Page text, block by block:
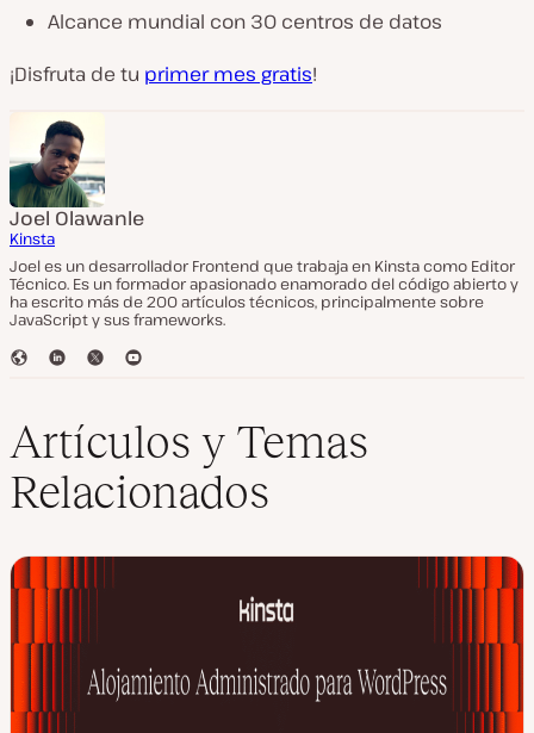
Alcance mundial con 30 centros de datos
¡Disfruta de tu primer mes gratis!
Joel Olawanle
Kinsta
Joel es un desarrollador Frontend que trabaja en Kinsta como Editor
Técnico. Es un formador apasionado enamorado del código abierto y
ha escrito más de 200 artículos técnicos, principalmente sobre
JavaScript y sus frameworks.
S
o
w
e
b
L
e
I
n
T
t
r
Y
u
b
e
Artículos y Temas
Relacionados